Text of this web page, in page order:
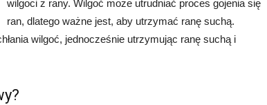
wilgoci z rany. Wilgoć może utrudniać proces gojenia się
ran, dlatego ważne jest, aby utrzymać ranę suchą.
wilgoć, jednocześnie utrzymując ranę suchą i